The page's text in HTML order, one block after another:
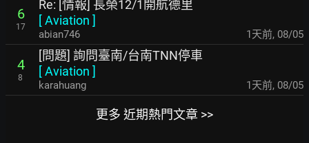
6
17
Re: [情報] 長榮12/1開航德里
[Aviation ]
abian746 1天前, 08/05
4
8
[問題] 詢問臺南/台南TNN停車
[Aviation ]
karahuang 1天前, 08/05
更多 近期熱門文章 >>